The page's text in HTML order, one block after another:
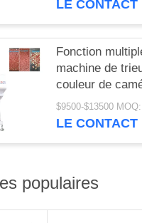
LE CONTACT
Fonction
machine de
couleur de
CCD d'arachide
descendeurs
LE CONTACT
populaires